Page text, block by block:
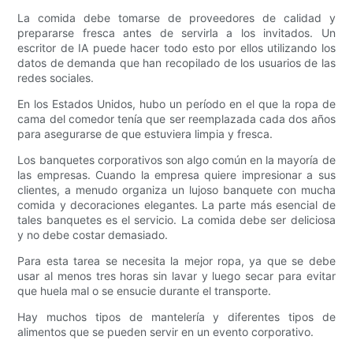
La comida debe tomarse de proveedores de calidad y
prepararse fresca antes de servirla a los invitados. Un
escritor de IA puede hacer todo esto por ellos utilizando los
datos de demanda que han recopilado de los usuarios de las
redes sociales.
En los Estados Unidos, hubo un período en el que la ropa de
cama del comedor tenía que ser reemplazada cada dos años
para asegurarse de que estuviera limpia y fresca.
Los banquetes corporativos son algo común en la mayoría de
las empresas. Cuando la empresa quiere impresionar a sus
clientes, a menudo organiza un lujoso banquete con mucha
comida y decoraciones elegantes. La parte más esencial de
tales banquetes es el servicio. La comida debe ser deliciosa
y no debe costar demasiado.
Para esta tarea se necesita la mejor ropa, ya que se debe
usar al menos tres horas sin lavar y luego secar para evitar
que huela mal o se ensucie durante el transporte.
Hay muchos tipos de mantelería y diferentes tipos de
alimentos que se pueden servir en un evento corporativo.